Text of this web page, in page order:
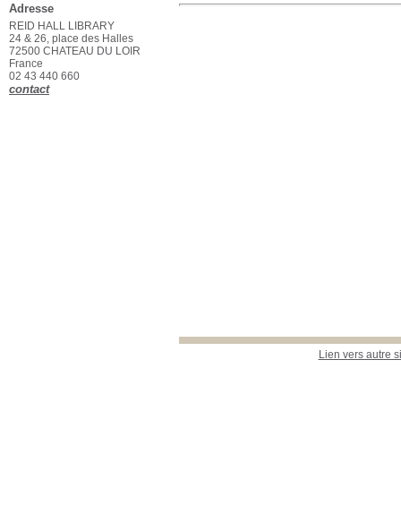
Lien vers autre
Adresse
REID HALL LIBRARY
24 & 26, place des Halles
72500 CHATEAU DU LOIR
France
02 43 440 660
contact